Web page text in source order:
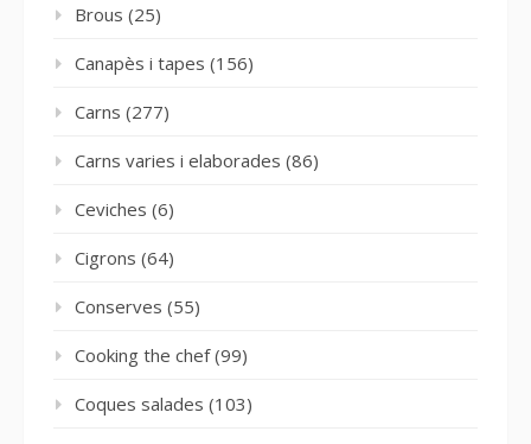
Brous (25)
Canapès i tapes (156)
Carns (277)
Carns varies i elaborades (86)
Ceviches (6)
Cigrons (64)
Conserves (55)
Cooking the chef(99)
Coques salades (103)